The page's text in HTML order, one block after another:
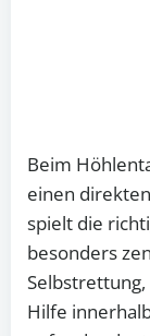
Beim
einen
spielt die
besonders
Hilfe